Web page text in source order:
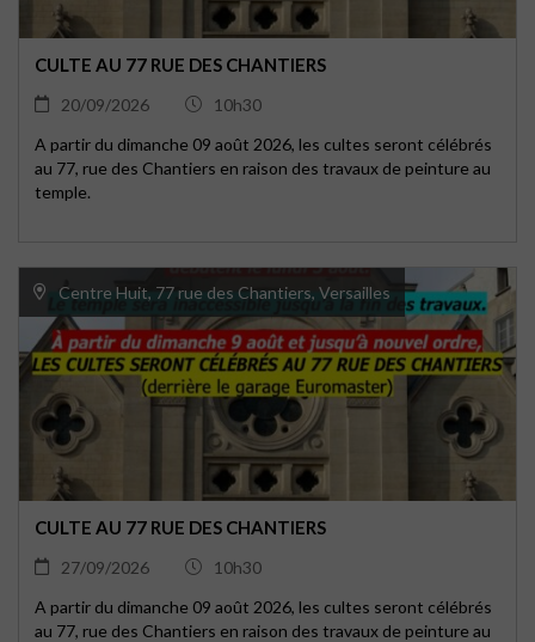
CULTE AU 77 RUE DES CHANTIERS
20/09/2026
10h30
A partir du dimanche 09 août 2026, les cultes seront célébrés
au 77, rue des Chantiers en raison des travaux de peinture au
temple.
Centre Huit, 77 rue des Chantiers, Versailles
CULTE AU 77 RUE DES CHANTIERS
27/09/2026
10h30
A partir du dimanche 09 août 2026, les cultes seront célébrés
au 77, rue des Chantiers en raison des travaux de peinture au